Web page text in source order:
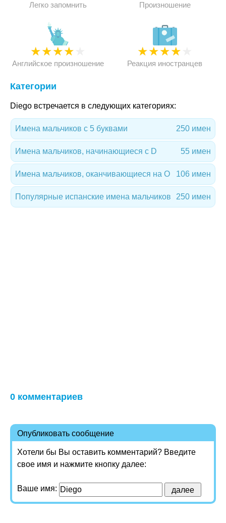
Легко запомнить Произношение
★★★★
Английское произношение
★★★★
Реакция иностранцев
Категории
Diego встречается в следующих категориях:
Имена мальчиков с 5 буквами 250 имен
Имена мальчиков, начинающиеся с D 55 имен
Имена мальчиков, оканчивающиеся на O 106 имен
Популярные испанские имена мальчиков 250 имен
0 комментариев
Опубликовать сообщение
Хотели бы Вы оставить комментарий? Введите
свое имя и нажмите кнопку далее:
Ваше имя: